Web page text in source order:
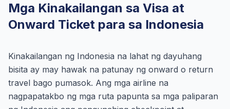
Mga Kinakailangan sa Visa at
Onward Ticket para sa Indonesia
Kinakailangan ng Indonesia na lahat ng dayuhang
bisita ay may hawak na patunay ng onward o return
travel bago pumasok. Ang mga airline na
nagpapatakbo ng mga ruta papunta sa mga paliparan